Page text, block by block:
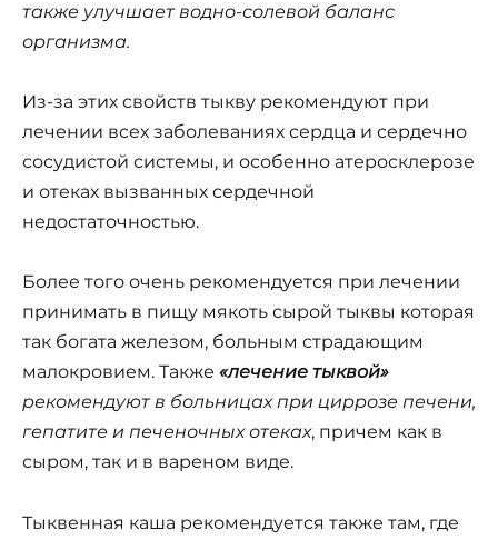
также улучшает водно-солевой баланс
организма.
Из-за этих свойств тыкву рекомендуют при
лечении всех заболеваниях сердца и сердечно
сосудистой системы, и особенно атеросклерозе
и отеках вызванных сердечной
недостаточностью.
Более того очень рекомендуется при лечении
принимать в пищу мякоть сырой тыквы которая
так богата железом, больным страдающим
малокровием. Также «лечение тыквой»
рекомендуют в больницах при циррозе печени,
гепатите и печеночных отеках, причем как в
сыром, так и в вареном виде.
Тыквенная каша рекомендуется также там, где